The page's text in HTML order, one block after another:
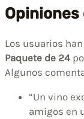
Los usuarios
Paquete de 24
Algunos
“Un vino
amigos en